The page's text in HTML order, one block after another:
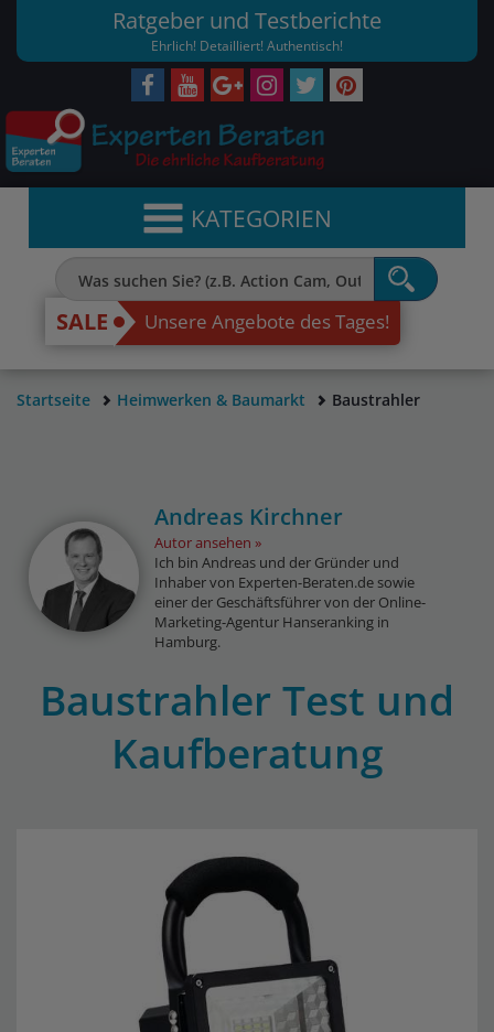
Ratgeber und Testberichte
Ehrlich! Detailliert! Authentisch!
KATEGORIEN
SALE Unsere Angebote des Tages!
Startseite Heimwerken & Baumarkt Baustrahler
Andreas Kirchner
Autor ansehen
Ich bin Andreas und der Gründer und
Inhaber von Experten-Beraten.de sowie
einer der Geschäftsführer von der Online-
Marketing-Agentur Hanseranking in
Hamburg.
Baustrahler Test und
Kaufberatung